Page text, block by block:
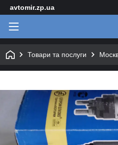
avtomir.zp.ua
Товари та послуги